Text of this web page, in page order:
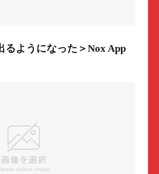
るようになった＞Nox App